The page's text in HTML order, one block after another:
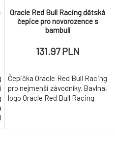
Oracle Red Bull Racing dětská
čepice pro novorozence s
bambulí
131.97 PLN
Čepička Oracle Red Bull Racing
pro nejmenší závodníky. Bavlna,
logo Oracle Red Bull Racing.